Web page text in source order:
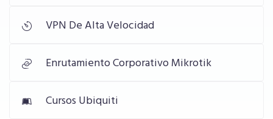
VPN De Alta Velocidad
Enrutamiento Corporativo Mikrotik
Cursos Ubiquiti